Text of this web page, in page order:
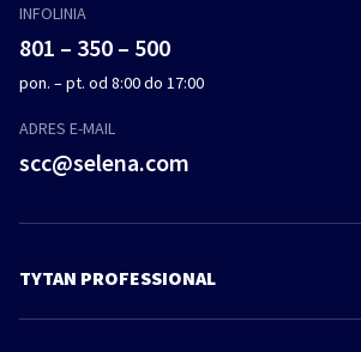
INFOLINIA
801 – 350 – 500
pon. – pt. od 8:00 do 17:00
ADRES E-MAIL
scc@selena.com
TYTAN PROFESSIONAL